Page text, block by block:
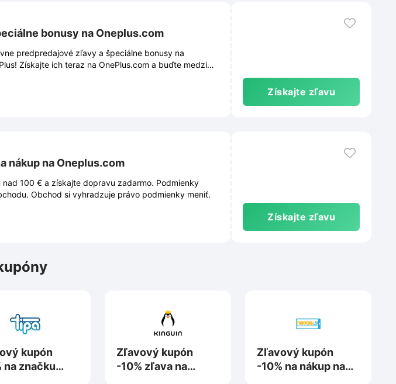
bonusy na Oneplus.com
predpredajové zľavy a špeciálne bonusy na
Získajte ich teraz na OnePlus.com a buďte medzi
technológie za bezkonkurenčné ceny.
Získajte zľavu
nákup na Oneplus.com
100 € a získajte dopravu zadarmo. Podmienky
Obchod si vyhradzuje právo podmienky meniť.
Získajte zľavu
kupón
na značku
Zľavový kupón
-10% zľava na
Zľavový kupón
-10% na nákup na